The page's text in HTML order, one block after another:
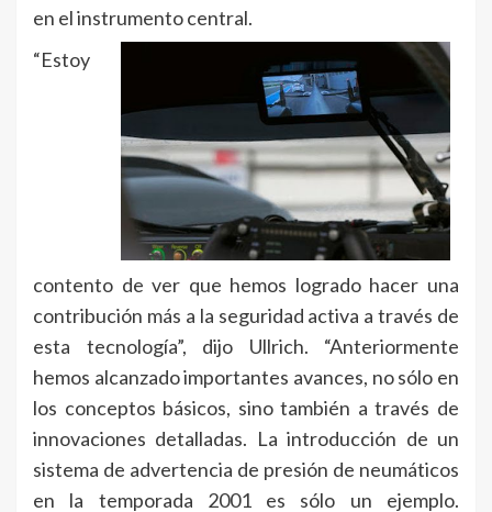
en el instrumento central.
“Estoy
contento de ver que hemos logrado hacer una
contribución más a la seguridad activa a través de
esta tecnología”, dijo Ullrich. “Anteriormente
hemos alcanzado importantes avances, no sólo en
los conceptos básicos, sino también a través de
innovaciones detalladas. La introducción de un
sistema de advertencia de presión de neumáticos
en la temporada 2001 es sólo un ejemplo.